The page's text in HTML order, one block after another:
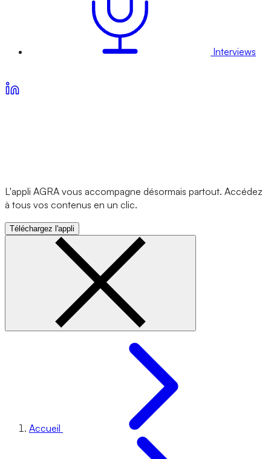
Interviews
L'appli AGRA vous accompagne désormais partout. Accédez
à tous vos contenus en un clic.
Téléchargez l'appli
Accueil